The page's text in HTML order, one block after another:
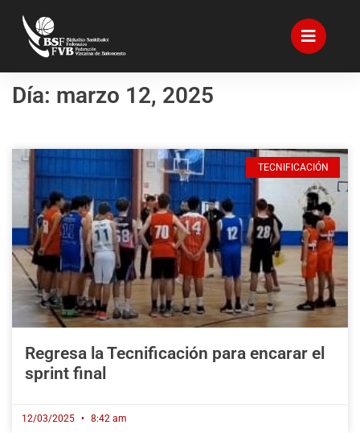
Día: marzo 12, 2025
TECNIFICACIÓN
Regresa la Tecnificación para encarar el
sprint final
12/03/2025 8:42 am